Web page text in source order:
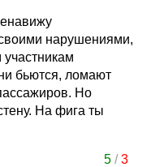
нарушениями,
бьются, ломают
Но
На фига ты
5/3